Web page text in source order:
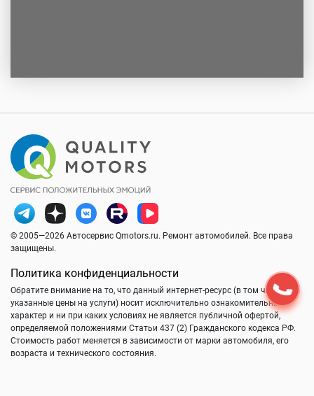
© 2005—2026 Автосервис Qmotors.ru. Ремонт автомобилей. Все права
защищены.
Политика конфиденциальности
Обратите внимание на то, что данный интернет-ресурс (в том числе
указанные цены на услуги) носит исключительно ознакомительный
характер и ни при каких условиях не является публичной офертой,
определяемой положениями Статьи 437 (2) Гражданского кодекса РФ.
Стоимость работ меняется в зависимости от марки автомобиля, его
возраста и технического состояния.